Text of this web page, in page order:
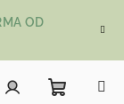
OD